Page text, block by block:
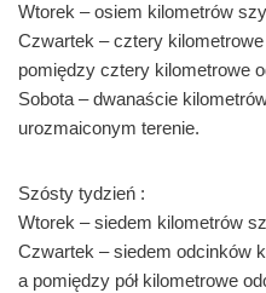
Wtorek – osiem kilometrów
Czwartek – cztery
pomiędzy cztery kilometrowe
Sobota – dwanaście
urozmaiconym terenie.
Szósty tydzień :
Wtorek – siedem kilometrów
Czwartek – siedem odcinków
a pomiędzy pół kilometrowe